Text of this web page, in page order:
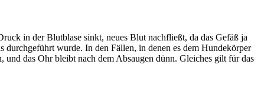
in der Blutblase sinkt, neues Blut nachfließt, da das Gefäß ja
durchgeführt wurde. In den Fällen, in denen es dem Hundekörper
das Ohr bleibt nach dem Absaugen dünn. Gleiches gilt für das